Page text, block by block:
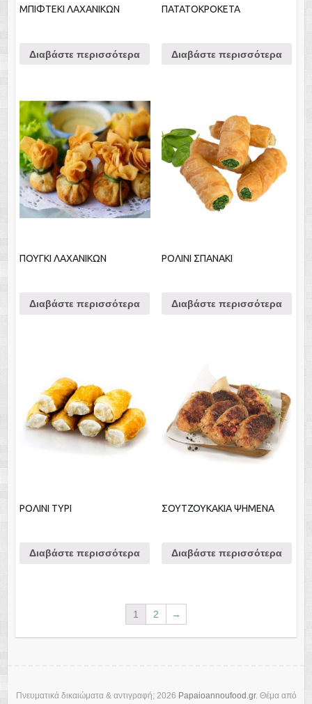
ΜΠΙΦΤΕΚΙ ΛΑΧΑΝΙΚΩΝ
Διαβάστε περισσότερα
ΠΑΤΑΤΟΚΡΟΚΕΤΑ
Διαβάστε περισσότερα
ΠΟΥΓΚΙ ΛΑΧΑΝΙΚΩΝ
Διαβάστε περισσότερα
ΡΟΛΙΝΙ ΣΠΑΝΑΚΙ
Διαβάστε περισσότερα
ΡΟΛΙΝΙ ΤΥΡΙ
Διαβάστε περισσότερα
ΣΟΥΤΖΟΥΚΑΚΙΑ ΨΗΜΕΝΑ
Διαβάστε περισσότερα
1 2 →
Πνευματικά δικαιώματα & αντιγραφή; 2026 Papaioannoufood.gr. Θέμα από